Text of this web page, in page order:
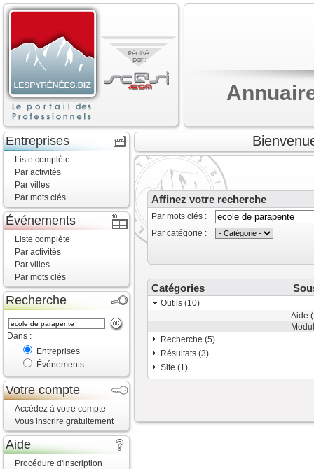
Entreprises
Liste complète
Par activités
Par villes
Par mots clés
Événements
Liste complète
Par activités
Par villes
Par mots clés
Recherche
Dans :
Entreprises
Événements
Votre compte
Accédez à votre compte
Vous inscrire gratuitement
Aide
Procédure d'inscription
Affinez votre recherche
Par mots clés :
Par catégorie :
Catégories
Outils (10)
Aide
Recherche (5)
Résultats (3)
Site (1)